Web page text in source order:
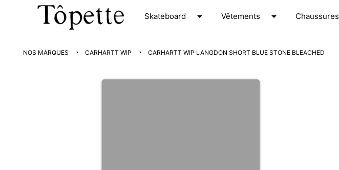
Skateboard arrow_drop_down Vêtements arrow_drop_down Chaussures
NOS MARQUES CARHARTT WIP CARHARTT WIP LANGDON SHORT BLUE STONE BLEACHED